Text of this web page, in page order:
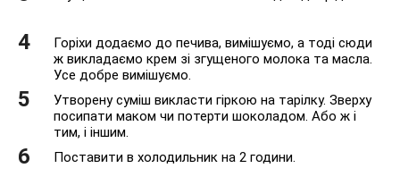
Горіхи додаємо до печива, вимішуємо, а тоді сюди
ж викладаємо крем зі згущеного молока та масла.
Усе добре вимішуємо.
Утворену суміш викласти гіркою на тарілку. Зверху
посипати маком чи потерти шоколадом. Або ж і
тим, і іншим.
Поставити в холодильник на 2 години.